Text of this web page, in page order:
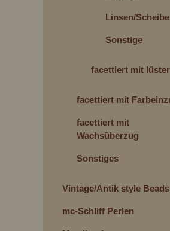
Linsen/Scheiben
Sonstige
facettiert mit lüster
facettiert mit
facettiert mit
Wachsüberzug
Sonstiges
Vintage/Antik style Beads
mc-Schliff Perlen